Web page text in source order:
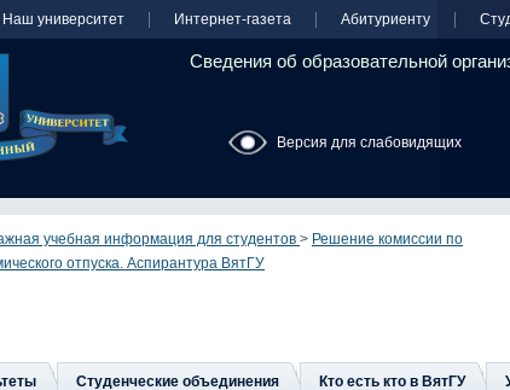
Наш университет Интернет-газета Абитуриенту
Сведения об образовательной
Версия для слабовидящих
учебная информация для студентов > Решение комиссии по
отпуска. Аспирантура ВятГУ
Студенческие объединения Кто есть кто в ВятГУ